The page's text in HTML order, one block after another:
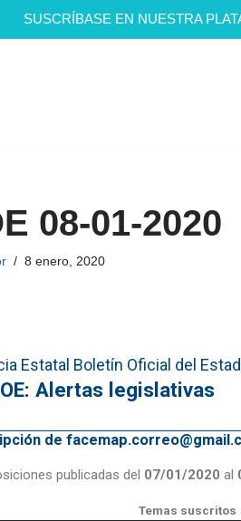
SUSCRÍBASE EN NUESTRA
08-01-2020
8 enero, 2020
Estatal Boletín Oficial del
Alertas legislativas
de
publicadas del 07/01/2020 al
Temas suscritos